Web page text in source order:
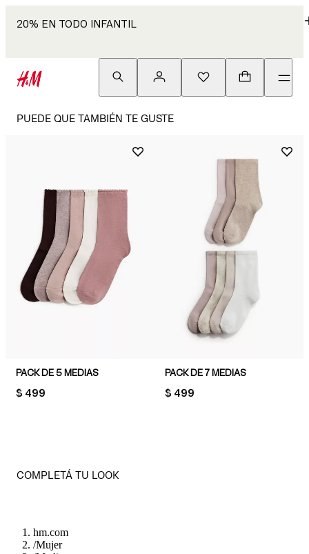
20% EN TODO INFANTIL
PUEDE QUE TAMBIÉN TE GUSTE
PACK DE 5 MEDIAS
PRICE:
$ 499
PACK DE 7 MEDIAS
PRICE:
$ 499
COMPLETÁ TU LOOK
hm.com
/Mujer